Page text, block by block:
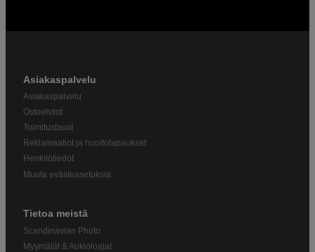
Asiakaspalvelu
Asiakaspalvelu
Ostoehdot
Toimitustavat
Reklamaatiot ja huoltotapaukset
Henkilötiedot
Muuta evästeasetuksia
Tietoa meistä
Scandinavian Photo
Myymälät & Aukioloajat